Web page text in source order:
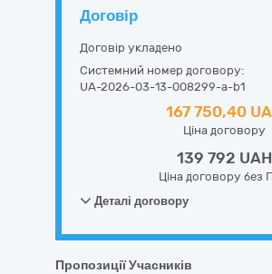
Договір
Договір укладено
Системний номер договору:
UA-2026-03-13-008299-a-b1
167 750,40
Ціна договору
139 792 UAH
Ціна договору без
Деталі договору
Пропозиції Учасників